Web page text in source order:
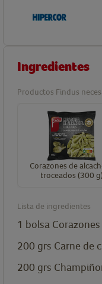
Ingredientes
Productos Findus
Corazones de
troceados (300 g)
Lista de ingredientes
1 bolsa
200 grs Carne de
200 grs